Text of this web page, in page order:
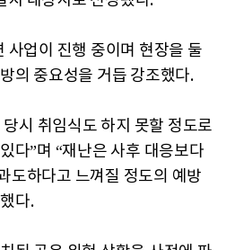
사업이 진행 중이며 현장을 둘
의 중요성을 거듭 강조했다.
시 취임식도 하지 못할 정도로
다”며 “재난은 사후 대응보다
도하다고 느껴질 정도의 예방
다.